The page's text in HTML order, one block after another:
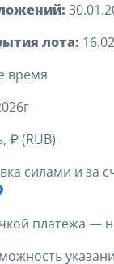
лота:
время
₽ (RUB)
силами и за
платежа —